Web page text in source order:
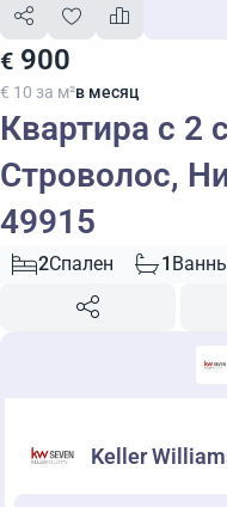
€ 900
€ 10 за м²в месяц
Квартира с 2
Строволос,
49915
2Спален 1
Keller